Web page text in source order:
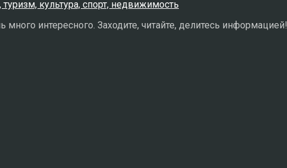
много интересного. Заходите, читайте, делитесь информацией!